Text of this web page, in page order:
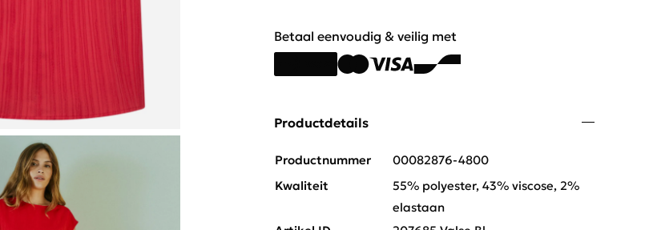
Betaal eenvoudig & veilig met
Productdetails
Productnummer
00082876-4800
Kwaliteit
55% polyester, 43% viscose, 2%
elastaan